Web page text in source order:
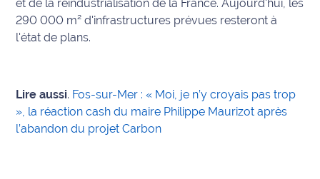
Devenir
Mention
légales
et de la réindustrialisation de la France. Aujourd'hui, les
290 000 m² d'infrastructures prévues resteront à
l'état de plans.
Lire aussi. Fos-sur-Mer : « Moi, je n’y croyais pas trop
», la réaction cash du maire Philippe Maurizot après
l’abandon du projet Carbon